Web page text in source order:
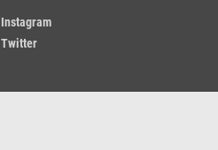
Instagram
Twitter